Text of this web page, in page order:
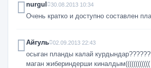
nurgul 30.08.2013 10:34
Очень кратко и доступно составлен
Айгуль 02.09.2013 22:43
осыган планды калай
маган жибериндерши киналдым((((((((((((